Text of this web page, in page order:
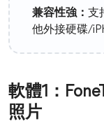
兼容性強： 支
他外接硬碟/
軟體1：
照片